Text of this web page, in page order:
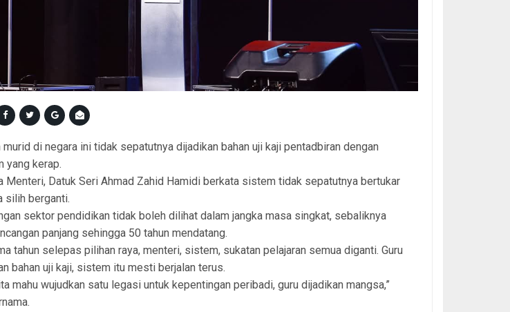
murid di negara ini tidak sepatutnya dijadikan bahan uji kaji pentadbiran dengan
yang kerap.
Menteri, Datuk Seri Ahmad Zahid Hamidi berkata sistem tidak sepatutnya bertukar
silih berganti.
sektor pendidikan tidak boleh dilihat dalam jangka masa singkat, sebaliknya
panjang sehingga 50 tahun mendatang.
tahun selepas pilihan raya, menteri, sistem, sukatan pelajaran semua diganti. Guru
bahan uji kaji, sistem itu mesti berjalan terus.
mahu wujudkan satu legasi untuk kepentingan peribadi, guru dijadikan mangsa,”